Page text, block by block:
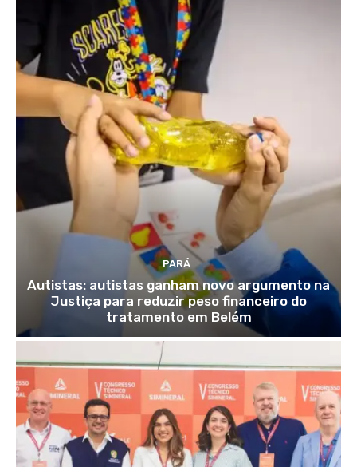
PARÁ
Autistas: autistas ganham novo argumento na
Justiça para reduzir peso financeiro do
tratamento em Belém